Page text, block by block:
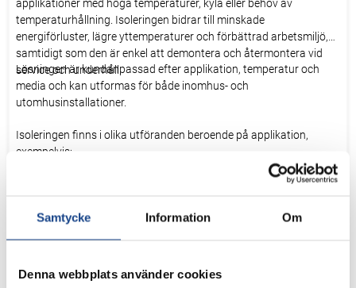
Samtycke Information Om
Denna webbplats använder cookies
applikationer med höga temperaturer, kyla eller behov av
temperaturhållning. Isoleringen bidrar till minskade
energiförluster, lägre yttemperaturer och förbättrad arbetsmiljö,
samtidigt som den är enkel att demontera och återmontera vid
service och underhåll.
Lösningen är kundanpassad efter applikation, temperatur och
media och kan utformas för både inomhus- och
utomhusinstallationer.
Isoleringen finns i olika utföranden beroende på applikation,
exempelvis:
beroende på utförande och applikation.